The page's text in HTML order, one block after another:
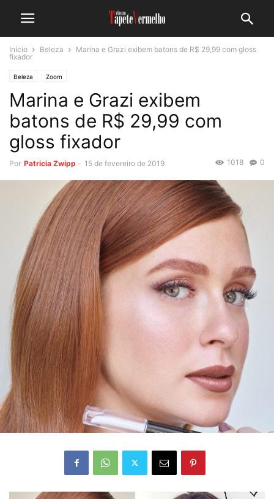
Início Beleza
Marina e Grazi exibem batons de R$ 29,99 com gloss
fixador
Beleza Zoom
Marina e Grazi exibem
batons de R$ 29,99 com
gloss fixador
Por Patricia Zwipp - 15 de fevereiro de 2019 0
1018